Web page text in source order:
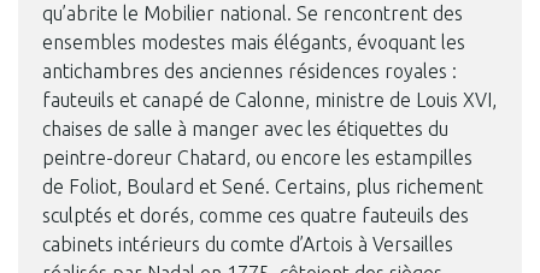
qu’abrite le Mobilier national. Se rencontrent des
ensembles modestes mais élégants, évoquant les
antichambres des anciennes résidences royales :
fauteuils et canapé de Calonne, ministre de Louis XVI,
chaises de salle à manger avec les étiquettes du
peintre-doreur Chatard, ou encore les estampilles
de Foliot, Boulard et Sené. Certains, plus richement
sculptés et dorés, comme ces quatre fauteuils des
cabinets intérieurs du comte d’Artois à Versailles